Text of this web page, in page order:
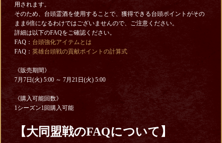
用されます。
そのため、台頭霊酒を使用することで、獲得できる台頭ポイントがその
まま6倍になるわけではございませんので、ご注意ください。
詳細は以下のFAQをご確認ください。
FAQ： 台頭強化アイテムとは
FAQ： 英雄台頭戦の貢献ポイントの計算式
《販売期間》
7月7日(火) 5:00 ～ 7月21日(火) 5:00
《購入可能回数》
1シーズン1回購入可能
【大同盟戦のFAQについて】